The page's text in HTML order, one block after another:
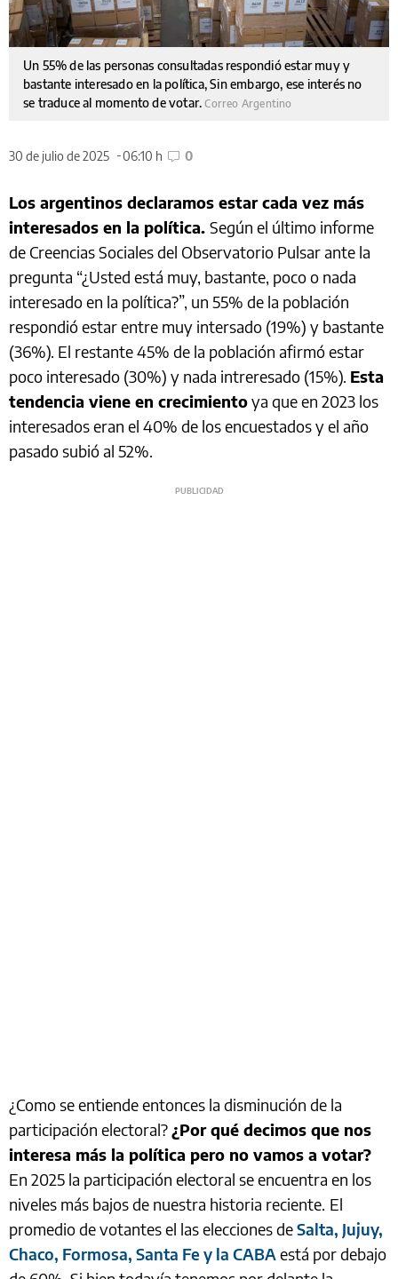
Un 55% de las personas consultadas respondió estar muy y
bastante interesado en la política, Sin embargo, ese interés no
se traduce al momento de votar.Correo Argentino
30 de julio de 2025 06:10 h 0
Los argentinos declaramos estar cada vez más
interesados en la política. Según el último informe
de Creencias Sociales del Observatorio Pulsar ante la
pregunta “¿Usted está muy, bastante, poco o nada
interesado en la política?”, un 55% de la población
respondió estar entre muy intersado (19%) y bastante
(36%). El restante 45% de la población afirmó estar
poco interesado (30%) y nada intreresado (15%). Esta
tendencia viene en crecimientoya que en 2023 los
interesados eran el 40% de los encuestados y el año
pasado subió al 52%.
¿Como se entiende entonces la disminución de la
participación electoral?¿Por qué decimos que nos
interesa más la política pero no vamos a votar?
En 2025 la participación electoral se encuentra en los
niveles más bajos de nuestra historia reciente. El
promedio de votantes el las elecciones deSalta, Jujuy,
Chaco, Formosa, Santa Fe y la CABAestá por debajo